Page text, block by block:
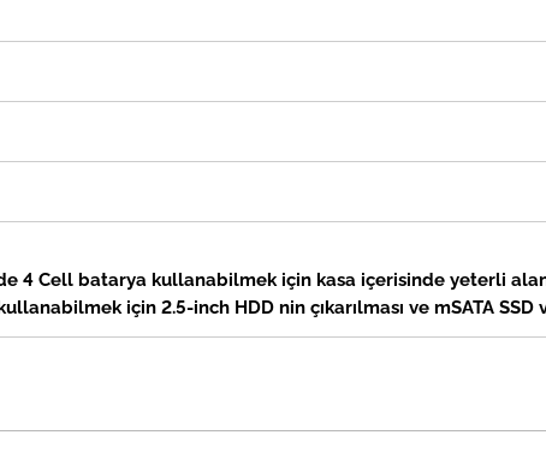
4 Cell batarya kullanabilmek için kasa içerisinde yeterli
için 2.5-inch HDD nin çıkarılması ve mSATA